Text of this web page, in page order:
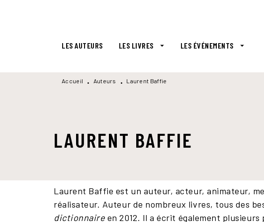
LES AUTEURS LES LIVRES arrow_drop_down LES ÉVÉNEMENTS arrow_drop_down
Accueil • Auteurs • Laurent Baffie
LAURENT BAFFIE
Laurent Baffie est un auteur, acteur, animateur,
réalisateur. Auteur de nombreux livres, tous des
dictionnaire en 2012. Il a écrit également